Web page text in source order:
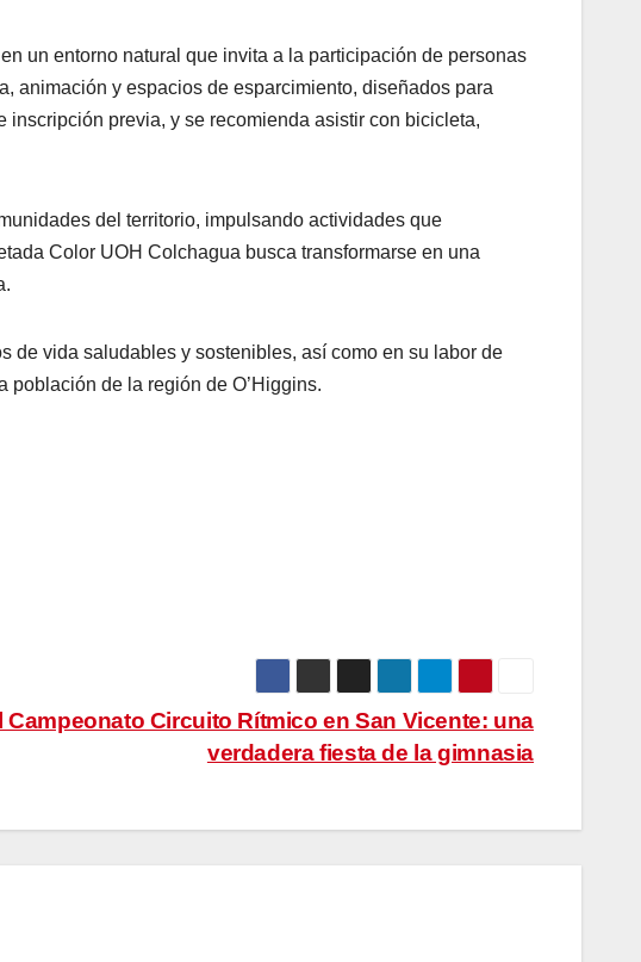
un entorno natural que invita a la participación de personas
animación y espacios de esparcimiento, diseñados para
previa, y se recomienda asistir con bicicleta,
del territorio, impulsando actividades que
Color UOH Colchagua busca transformarse en una
de vida saludables y sostenibles, así como en su labor de
de la región de O’Higgins.
Campeonato Circuito Rítmico en San Vicente: una
verdadera fiesta de la gimnasia